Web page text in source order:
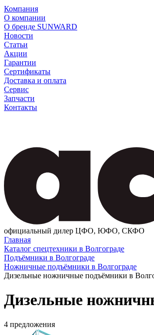
Компания
О компании
О бренде SUNWARD
Новости
Статьи
Акции
Гарантии
Сертификаты
Доставка и оплата
Сервис
Запчасти
Контакты
официальный дилер ЦФО, ЮФО, СКФО
Главная
Каталог спецтехники в Волгограде
Подъёмники в Волгограде
Ножничные подъёмники в Волгограде
Дизельные ножничные подъёмники в
Дизельные
4 предложения